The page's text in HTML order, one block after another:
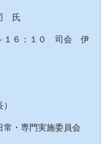
氏
１６：１０ 司会 伊
・専門実施委員会